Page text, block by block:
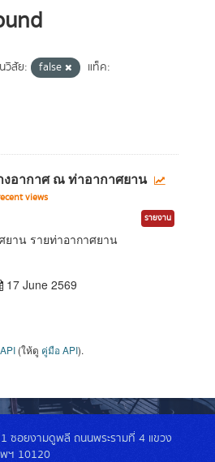
วิสัย: false
แท็ค:
งอากาศ ณ ท่าอากาศยาน
views
รายงาน
าน รายท่าอากาศยาน
17 June 2569
API (ให้ดู คู่มือ API).
ซอยงามดูพลี ถนนพระรามที่ 4 แขวง
พฯ 10120